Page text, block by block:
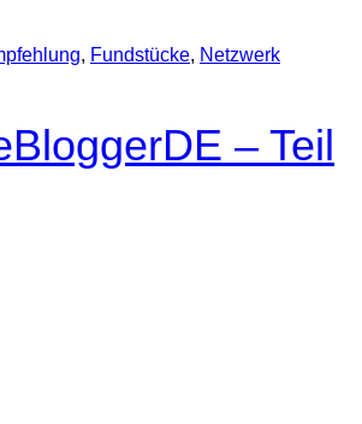
, Fundstücke, Netzwerk
– Teil